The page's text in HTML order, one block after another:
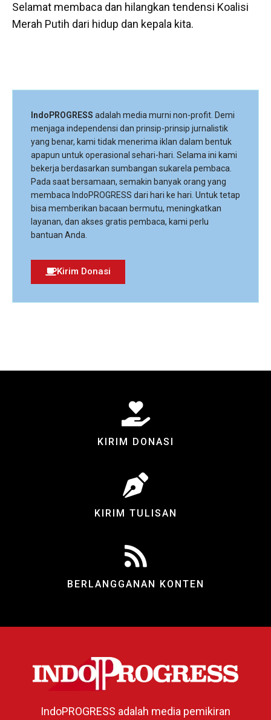
Selamat membaca dan hilangkan tendensi Koalisi
Merah Putih dari hidup dan kepala kita.
IndoPROGRESS adalah media murni non-profit. Demi
menjaga independensi dan prinsip-prinsip jurnalistik
yang benar, kami tidak menerima iklan dalam bentuk
apapun untuk operasional sehari-hari. Selama ini kami
bekerja berdasarkan sumbangan sukarela pembaca.
Pada saat bersamaan, semakin banyak orang yang
membaca IndoPROGRESS dari hari ke hari. Untuk tetap
bisa memberikan bacaan bermutu, meningkatkan
layanan, dan akses gratis pembaca, kami perlu
bantuan Anda.
Kirim Donasi
KIRIM DONASI
KIRIM TULISAN
BERLANGGANAN KONTEN
IndoPROGRESS adalah media pemikiran